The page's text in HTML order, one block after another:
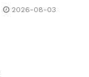
2026-08-03